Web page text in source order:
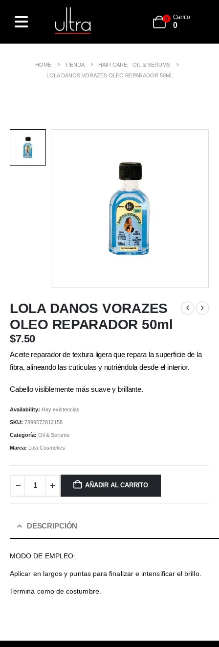
0 Carrito
0
HOME TIENDA HAIR CARE
OIL & SERUMS
LOLA DANOS VORAZES OLEO REPARADOR 50ML
LOLA DANOS VORAZES
OLEO REPARADOR 50ml
$7.50
Aceite reparador de textura ligera que repara la superficie de la
fibra, alineando las cutículas y nutriéndola desde el interior.
Cabello visiblemente más suave y brillante.
Availability: Hay existencias
SKU: 7899572812158
Categoría: Oil & Serums
Marca: Lola Cosmetics
AÑADIR AL CARRITO
DESCRIPCIÓN
MODO DE EMPLEO:
Aplicar en largos y puntas para finalizar e intensificar el brillo.
Termina como de costumbre.